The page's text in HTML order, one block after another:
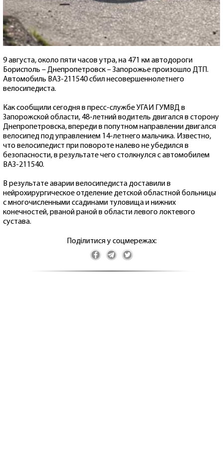
9 августа, около пяти часов утра, на 471 км автодороги
Борисполь – Днепропетровск – Запорожье произошло ДТП.
Автомобиль ВАЗ-211540 сбил несовершеннолетнего
велосипедиста.
Как сообщили сегодня в пресс-службе УГАИ ГУМВД в
Запорожской области, 48-летний водитель двигался в сторону
Днепропетровска, впереди в попутном направлении двигался
велосипед под управлением 14-летнего мальчика. Известно,
что велосипедист при повороте налево не убедился в
безопасности, в результате чего столкнулся с автомобилем
ВАЗ-211540.
В результате аварии велосипедиста доставили в
нейрохирургическое отделение детской областной больницы
с многочисленными ссадинами туловища и нижних
конечностей, рваной раной в области левого локтевого
сустава.
Поділитися у соцмережах: